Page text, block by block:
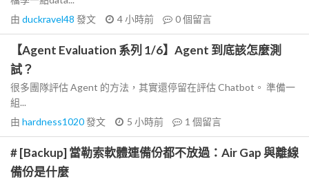
由 duckravel48 發文 4 小時前 0個留言
【Agent Evaluation 系列 1/6】Agent 到底該怎麼測
試？
很多團隊評估 Agent 的方法，其實還停留在評估 Chatbot。 準備一
組...
由 hardness1020發文 5 小時前 1 個留言
# [Backup] 當勒索軟體連備份都不放過：Air Gap 與離線
備份是什麼